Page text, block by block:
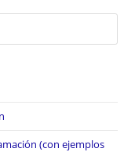
(con ejemplos